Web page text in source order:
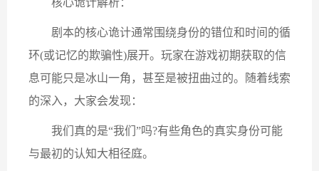
剧本的核心诡计通常围绕身份的错位和时间的循
环(或记忆的欺骗性)展开。玩家在游戏初期获取的信
息可能只是冰山一角，甚至是被扭曲过的。随着线索
的深入，大家会发现：
我们真的是“我们”吗?有些角色的真实身份可能
与最初的认知大相径庭。